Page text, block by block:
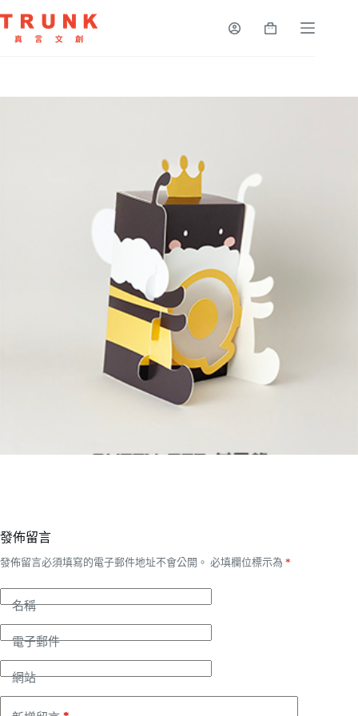
發佈留言
發佈留言必須填寫的電子郵件地址不會公開。 必填欄位標示為 *
名稱
電子郵件
網站